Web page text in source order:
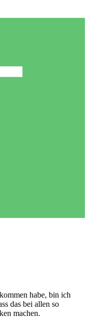
habe, bin ich
das bei allen so
machen.